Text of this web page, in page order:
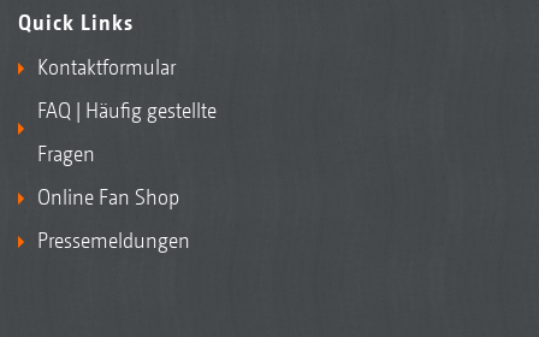
Quick Links
Kontaktformular
FAQ | Häufig gestellte
Fragen
Online Fan Shop
Pressemeldungen